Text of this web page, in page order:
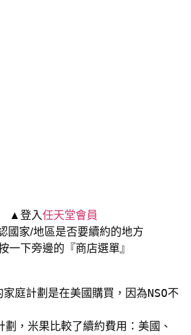
▲登入任天堂會員
國家/地區是否要續約的地方
一下旁邊的『商店選單』
家庭計劃是在美國購買，因為NSO不
劃，米果比較了續約費用：美國、